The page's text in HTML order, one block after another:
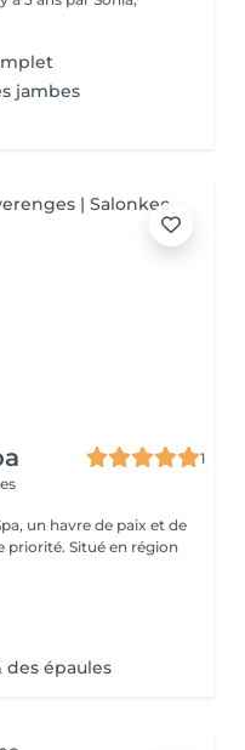
jambes
1
un havre de paix et de
priorité. Situé en région
des épaules